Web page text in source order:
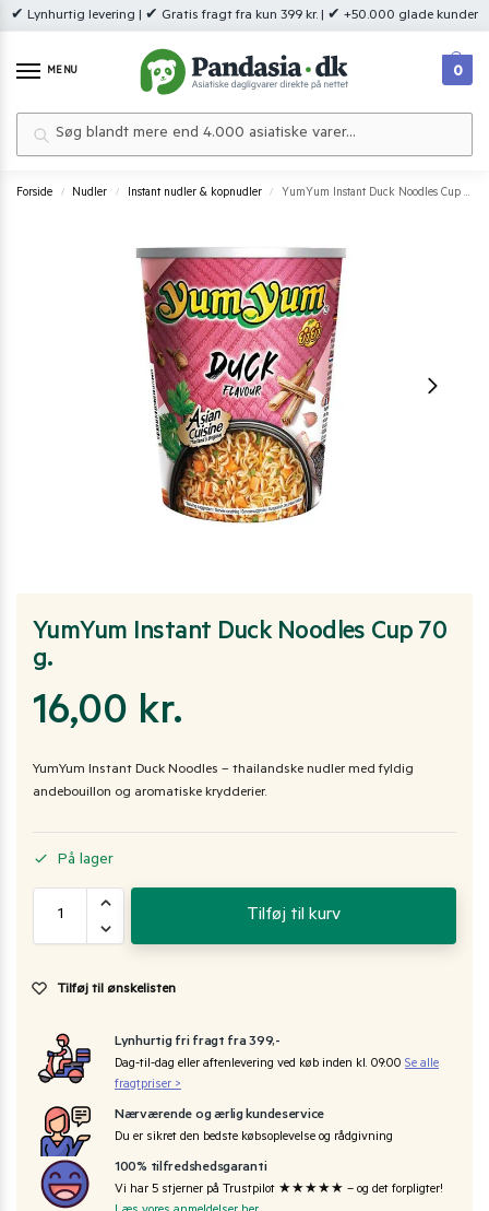
✔ Lynhurtig levering | ✔ Gratis fragt fra kun 399 kr. | ✔ +50.000 glade kunder
MENU 0
Forside / Nudler / Instant nudler & kopnudler / YumYum Instant Duck Noodles Cup 70 g.
YumYum Instant Duck Noodles Cup 70
g.
16,00 kr.
YumYum Instant Duck Noodles – thailandske nudler med fyldig
andebouillon og aromatiske krydderier.
På lager
Tilføj til kurv
Tilføj til ønskelisten
Lynhurtig fri fragt fra 399,-
Dag-til-dag eller aftenlevering ved køb inden kl. 09:00 Se alle
fragtpriser >
Nærværende og ærlig kundeservice
Du er sikret den bedste købsoplevelse og rådgivning
100% tilfredshedsgaranti
Vi har 5 stjerner på Trustpilot ★★★★★ – og det forpligter!